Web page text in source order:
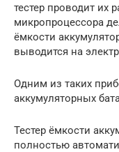
тестер проводит их
микропроцессора
ёмкости
выводится на
Одним из таких
аккумуляторных
Тестер ёмкости
полностью